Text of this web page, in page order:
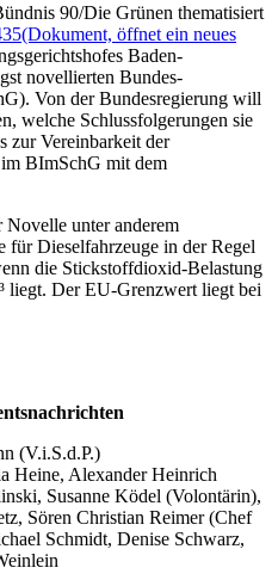
90/Die Grünen thematisiert
(Dokument, öffnet ein neues
Baden-
novellierten Bundes-
Von der Bundesregierung will
welche Schlussfolgerungen sie
zur Vereinbarkeit der
BImSchG mit dem
unter anderem
für Dieselfahrzeuge in der Regel
die Stickstoffdioxid-Belastung
liegt. Der EU-Grenzwert liegt bei
(V.i.S.d.P.)
Heine, Alexander Heinrich
Susanne Ködel (Volontärin),
Sören Christian Reimer (Chef
Schmidt, Denise Schwarz,